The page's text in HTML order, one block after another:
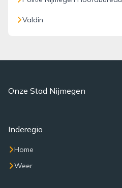
Valdin
Onze Stad Nijmegen
Inderegio
Home
Weer